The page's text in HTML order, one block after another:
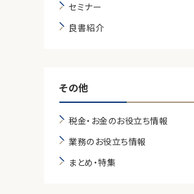
セミナー
良書紹介
その他
税金・お金のお役立ち情報
業務のお役立ち情報
まとめ・特集